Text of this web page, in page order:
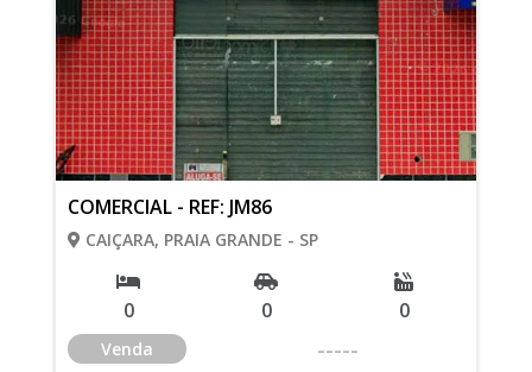
COMERCIAL - REF: JM86
CAIÇARA, PRAIA GRANDE - SP
0 0 0
Venda -----